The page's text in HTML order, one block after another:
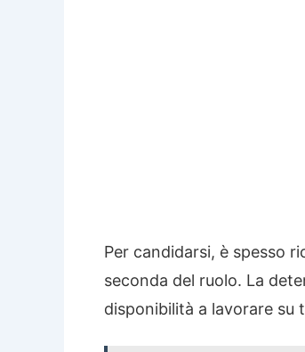
Per candidarsi, è spesso
seconda del ruolo. La
disponibilità a lavorare su